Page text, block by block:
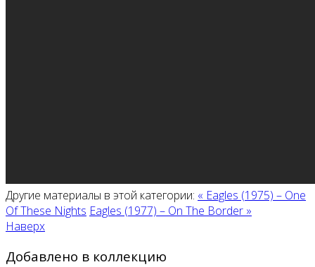
Другие материалы в этой категории: « Eagles (1975) ‎– One
Of These Nights Eagles (1977) ‎– On The Border »
Наверх
Добавлено в коллекцию